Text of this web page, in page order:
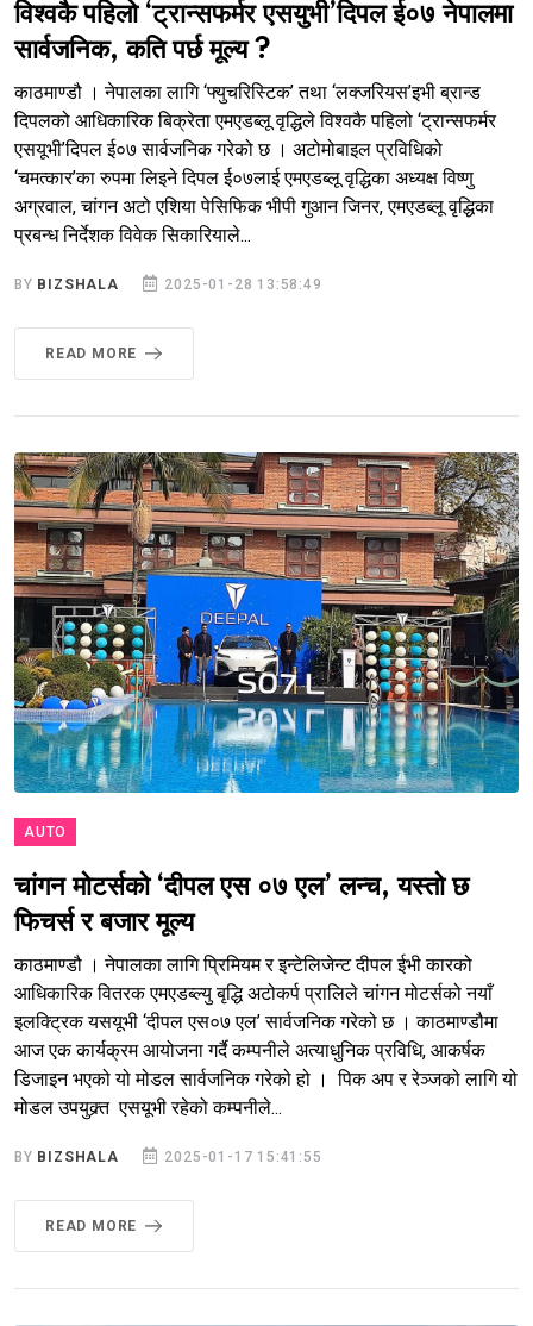
विश्वकै पहिलो ‘ट्रान्सफर्मर एसयुभी’दिपल ई०७ नेपालमा
सार्वजनिक, कति पर्छ मूल्य ?
काठमाण्डौ । नेपालका लागि ‘फ्युचरिस्टिक’ तथा ‘लक्जरियस’इभी ब्रान्ड
दिपलको आधिकारिक बिक्रेता एमएडब्लू वृद्धिले विश्वकै पहिलो ‘ट्रान्सफर्मर
एसयूभी’दिपल ई०७ सार्वजनिक गरेको छ । अटोमोबाइल प्रविधिको
‘चमत्कार’का रुपमा लिइने दिपल ई०७लाई एमएडब्लू वृद्धिका अध्यक्ष विष्णु
अग्रवाल, चांगन अटो एशिया पेसिफिक भीपी गुआन जिनर, एमएडब्लू वृद्धिका
प्रबन्ध निर्देशक विवेक सिकारियाले...
BY BIZSHALA 2025-01-28 13:58:49
READ MORE
AUTO
चांगन मोटर्सको ‘दीपल एस ०७ एल’ लन्च, यस्तो छ
फिचर्स र बजार मूल्य
काठमाण्डौ । नेपालका लागि प्रिमियम र इन्टेलिजेन्ट दीपल ईभी कारको
आधिकारिक वितरक एमएडब्ल्यु बृद्धि अटोकर्प प्रालिले चांगन मोटर्सको नयाँ
इलक्ट्रिक यसयूभी ‘दीपल एस०७ एल’ सार्वजनिक गरेको छ । काठमाण्डौमा
आज एक कार्यक्रम आयोजना गर्दै कम्पनीले अत्याधुनिक प्रविधि, आकर्षक
डिजाइन भएको यो मोडल सार्वजनिक गरेको हो । पिक अप र रेञ्जको लागि यो
मोडल उपयुक्र्त एसयूभी रहेको कम्पनीले...
BY BIZSHALA 2025-01-17 15:41:55
READ MORE